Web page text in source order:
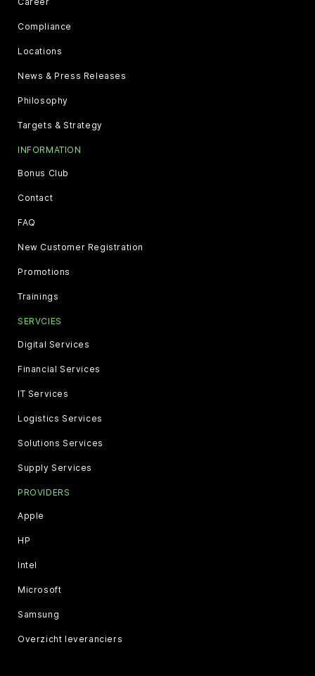
Compliance
Locations
News & Press Releases
Philosophy
Targets & Strategy
INFORMATION
Bonus Club
Contact
FAQ
New Customer Registration
Promotions
Trainings
SERVCIES
Digital Services
Financial Services
IT Services
Logistics Services
Solutions Services
Supply Services
PROVIDERS
Apple
HP
Intel
Microsoft
Samsung
Overzicht leveranciers